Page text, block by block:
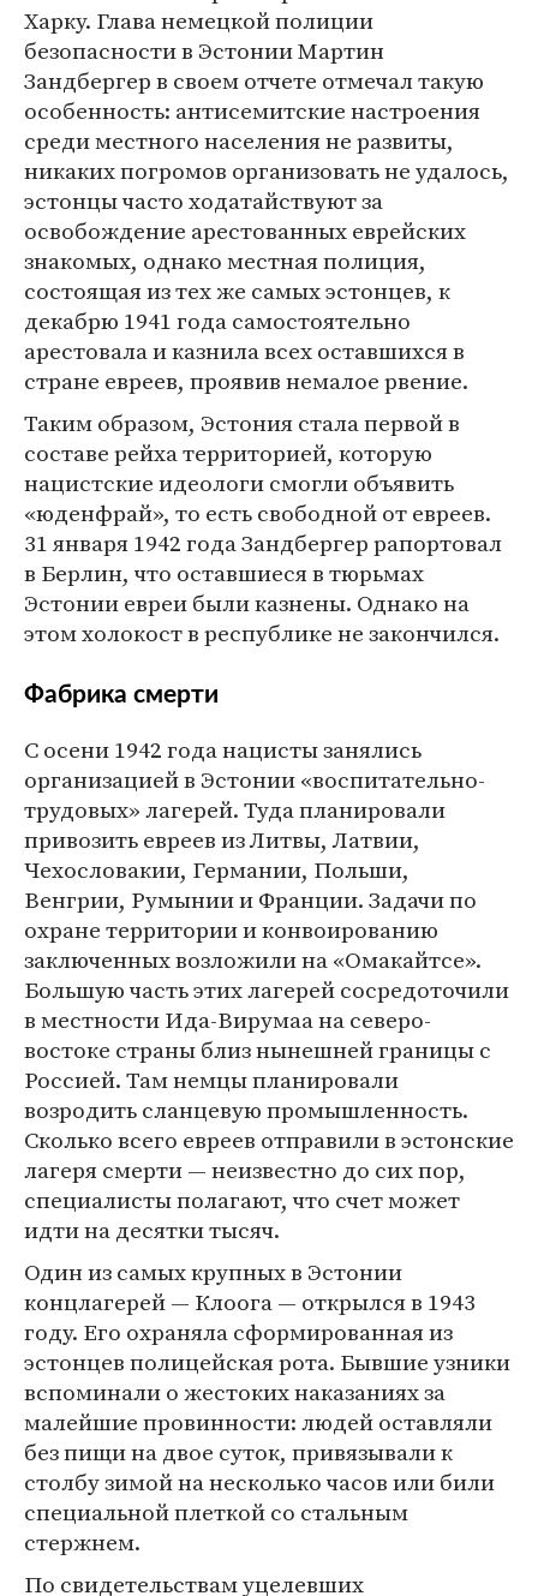
Харку. Глава немецкой полиции
безопасности в Эстонии Мартин
Зандбергер в своем отчете отмечал такую
особенность: антисемитские настроения
среди местного населения не развиты,
никаких погромов организовать не удалось,
эстонцы часто ходатайствуют за
освобождение арестованных еврейских
знакомых, однако местная полиция,
состоящая из тех же самых эстонцев, к
декабрю 1941 года самостоятельно
арестовала и казнила всех оставшихся в
стране евреев, проявив немалое рвение.
Таким образом, Эстония стала первой в
составе рейха территорией, которую
нацистские идеологи смогли объявить
«юденфрай», то есть свободной от евреев.
31 января 1942 года Зандбергер рапортовал
в Берлин, что оставшиеся в тюрьмах
Эстонии евреи были казнены. Однако на
этом холокост в республике не закончился.
Фабрика смерти
С осени 1942 года нацисты занялись
организацией в Эстонии «воспитательно-
трудовых» лагерей. Туда планировали
привозить евреев из Литвы, Латвии,
Чехословакии, Германии, Польши,
Венгрии, Румынии и Франции. Задачи по
охране территории и конвоированию
заключенных возложили на «Омакайтсе».
Большую часть этих лагерей сосредоточили
в местности Ида-Вирумаа на северо-
востоке страны близ нынешней границы с
Россией. Там немцы планировали
возродить сланцевую промышленность.
Сколько всего евреев отправили в эстонские
лагеря смерти — неизвестно до сих пор,
специалисты полагают, что счет может
идти на десятки тысяч.
Один из самых крупных в Эстонии
концлагерей — Клоога — открылся в 1943
году. Его охраняла сформированная из
эстонцев полицейская рота. Бывшие узники
вспоминали о жестоких наказаниях за
малейшие провинности: людей оставляли
без пищи на двое суток, привязывали к
столбу зимой на несколько часов или били
специальной плеткой со стальным
стержнем.
По свидетельствам уцелевших